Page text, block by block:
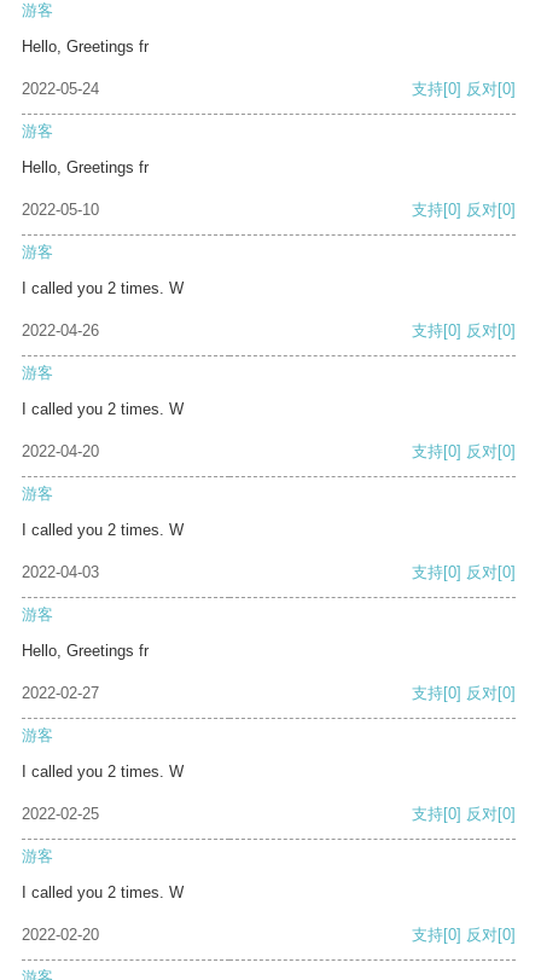
游客
Hello, Greetings fr
2022-05-24 支持[0] 反对[0]
游客
Hello, Greetings fr
2022-05-10 支持[0] 反对[0]
游客
I called you 2 times. W
2022-04-26 支持[0] 反对[0]
游客
I called you 2 times. W
2022-04-20 支持[0] 反对[0]
游客
I called you 2 times. W
2022-04-03 支持[0] 反对[0]
游客
Hello, Greetings fr
2022-02-27 支持[0] 反对[0]
游客
I called you 2 times. W
2022-02-25 支持[0] 反对[0]
游客
I called you 2 times. W
2022-02-20 支持[0] 反对[0]